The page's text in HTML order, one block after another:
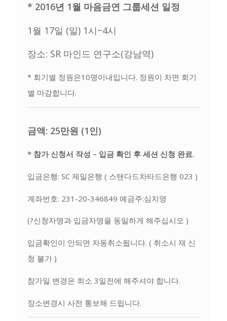
* 2016년 1월 마음금연 그룹세션 일정
1월 17일 (일) 1시~4시
장소: SR 마인드 연구소(강남역)
* 회기별 정원은10명이내입니다. 정원이 차면 회기
별 마감합니다.
금액: 25만원 (1인)
* 참가 신청서 작성 – 입금 확인 후 세션 신청 완료.
입금은행: SC 제일은행 ( 스탠다드차타드은행 023 )
계좌번호: 231-20-346849 예금주:심지영
(?신청자명과 입금자명을 동일하게 해주십시오 )
입금확인이 안되면 자동취소됩니다. ( 취소시 재 신
청 불가 )
참가일 변경은 최소 3일전에 해주셔야 합니다.
장소변경시 사전 통보해 드립니다.